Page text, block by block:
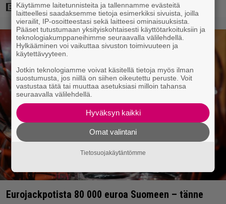
Eurojackpotista 80 000 euroa Suomeen – tänne
Käytämme laitetunnisteita ja tallennamme evästeitä
laitteellesi saadaksemme tietoja esimerkiksi sivuista, joilla
vierailit, IP-osoitteestasi sekä laitteesi ominaisuuksista.
Pääset tutustumaan yksityiskohtaisesti käyttötarkoituksiin ja
teknologiakumppaneihimme seuraavalla välilehdellä.
Hylkääminen voi vaikuttaa sivuston toimivuuteen ja
käytettävyyteen.
Jotkin teknologiamme voivat käsitellä tietoja myös ilman
suostumusta, jos niillä on siihen oikeutettu peruste. Voit
vastustaa tätä tai muuttaa asetuksiasi milloin tahansa
seuraavalla välilehdellä.
Hyväksyn kaikki
Omat valintani
Tietosuojakäytäntömme